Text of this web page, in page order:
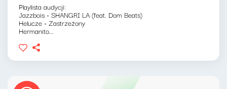
Playlista audycji:
Jazzbois - SHANGRI LA (feat. Dom Beats)
Helucze - Zastrzeżony
Hermanito...